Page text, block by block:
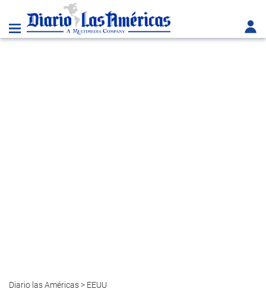
Diario las Américas> EEUU